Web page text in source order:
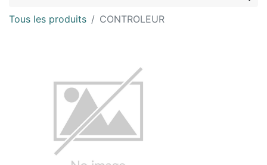
Tous les produits CONTROLEUR